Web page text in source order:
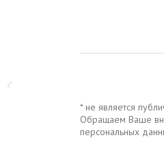
* не является
Обращаем Ваше
персональных